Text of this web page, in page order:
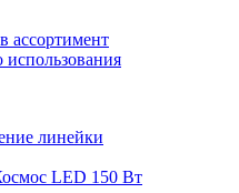
ассортимент
линейки
LED 150 Вт